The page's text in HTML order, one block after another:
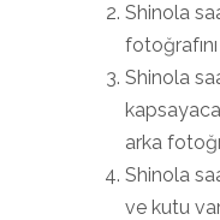
Shinola
Shinola
arka
Shinola
ve kutu